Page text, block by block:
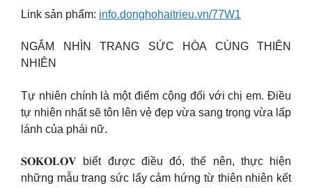
Link sản phẩm: info.donghohaitrieu.vn/77W1
NGẮM NHÌN TRANG SỨC HÒA CÙNG THIÊN
NHIÊN
Tự nhiên chính là một điểm cộng đối với chị em. Điều
tự nhiên nhất sẽ tôn lên vẻ đẹp vừa sang trọng vừa lấp
lánh của phái nữ.
𝐒𝐎𝐊𝐎𝐋𝐎𝐕 biết được điều đó, thế nên, thực hiện
những mẫu trang sức lấy cảm hứng từ thiên nhiên kết